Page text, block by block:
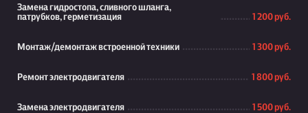
Замена гидростопа, сливного шланга,
патрубков, герметизация
1 200 руб.
Монтаж/демонтаж встроенной техники 1 300 руб.
Ремонт электродвигателя 1 800 руб.
Замена электродвигателя 1 500 руб.